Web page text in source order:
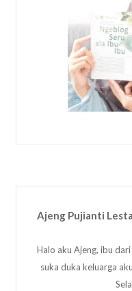
Ajeng Pujianti
Halo aku Ajeng, ibu
suka duka keluarga